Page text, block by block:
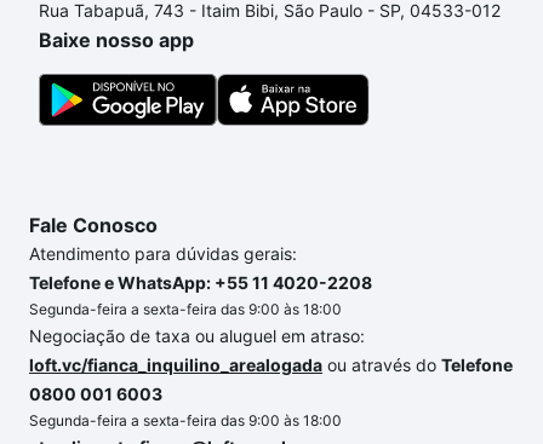
custa comprar um apartamento e conte com a
gente para comprar o imóvel dos seus sonhos com
segurança e conforto. Loft, com você até as
chaves.
Rua Tabapuã, 743 - Itaim Bibi, São Paulo - SP, 04533-012
Baixe nosso app
Fale Conosco
Atendimento para dúvidas gerais:
Telefone e WhatsApp: +55 11 4020-2208
Segunda-feira a sexta-feira das 9:00 às 18:00
Negociação de taxa ou aluguel em atraso:
loft.vc/fianca_inquilino_arealogada ou através do Telefone
0800 001 6003
Segunda-feira a sexta-feira das 9:00 às 18:00